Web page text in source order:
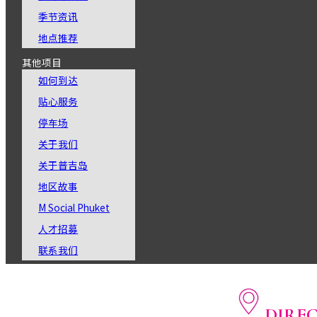
季节资讯
地点推荐
其他项目
如何到达
贴心服务
停车场
关于我们
关于普吉岛
地区故事
M Social Phuket
人才招募
联系我们